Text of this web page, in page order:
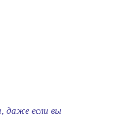
даже если вы